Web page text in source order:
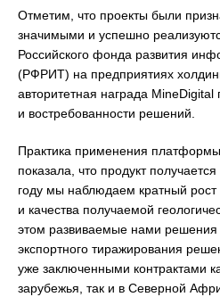
Отметим, что проекты были
значимыми и успешно
Российского фонда развития
(РФРИТ) на предприятиях
авторитетная награда
и востребованности решений.
Практика применения
показала, что продукт
году мы наблюдаем кратный рост
и качества получаемой
этом развиваемые нами
экспортного тиражирования
уже заключенными контрактами
зарубежья, так и в Северной